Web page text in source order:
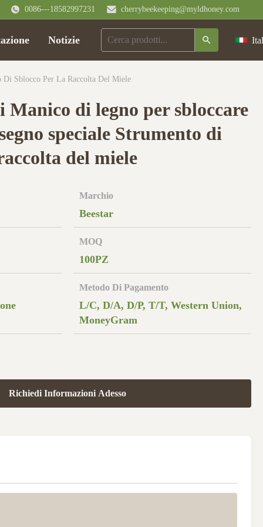
0086---18582997231 cherrybeekeeping@myldhoney.com
Notizie
Di Sblocco Per La Raccolta Del Miele
Manico di legno per sbloccare
speciale Strumento di
del miele
Marchio
Beestar
MOQ
100PZ
Metodo Di Pagamento
L/C, D/A, D/P, T/T, Western Union,
MoneyGram
Richiedi Informazioni Adesso